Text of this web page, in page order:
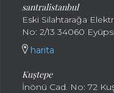
santralistanbul
Eski Silahtarağa
No: 2/13 34060
harita
Kuştepe
İnönü Cad. No: 72